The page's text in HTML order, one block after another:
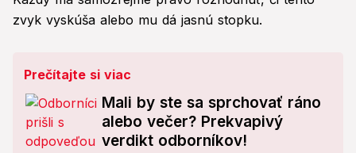
zvyk vyskúša alebo mu dá jasnú stopku.
Prečítajte si viac
Mali by ste sa sprchovať ráno
alebo večer? Prekvapivý
verdikt odborníkov!